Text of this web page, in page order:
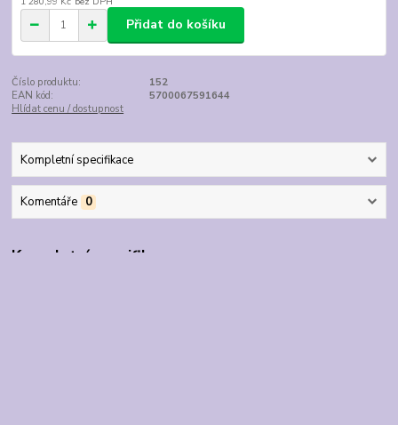
Přidat do košíku
Číslo produktu:
152
EAN kód:
5700067591644
Hlídat cenu / dostupnost
Kompletní specifikace
Komentáře 0
Kompletní specifikace